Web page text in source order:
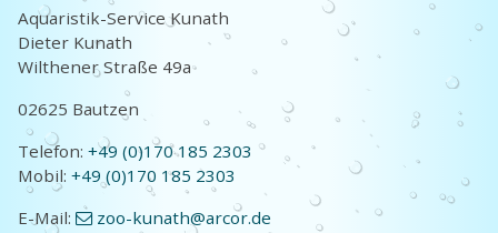
Aquaristik-Service Kunath
Dieter Kunath
Wilthener Straße 49a
02625 Bautzen
Telefon: +49 (0)170 185 2303
Mobil: +49 (0)170 185 2303
E-Mail:
zoo-kunath@arcor.de